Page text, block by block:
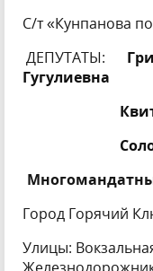
С/т «Кунпанова
ДЕПУТАТЫ:
Гугулиевна
Квитко
Соловьева
Город Горячий
Улицы: